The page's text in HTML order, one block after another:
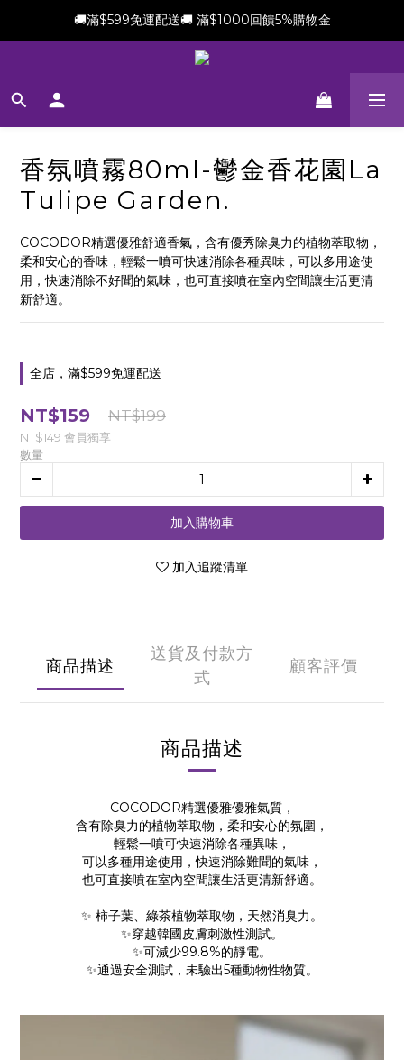
新會員加贈$100購物金(滿$699可折抵)
🚚滿$599免運配送🚚 滿$1000回饋5%購物金
新會員加贈$100購物金(滿$699可折抵)
香氛噴霧80ml-鬱金香花園La
Tulipe Garden.
COCODOR精選優雅舒適香氣，含有優秀除臭力的植物萃取物，
柔和安心的香味，輕鬆一噴可快速消除各種異味，可以多用途使
用，快速消除不好聞的氣味，也可直接噴在室內空間讓生活更清
新舒適。
全店，滿$599免運配送
NT$159 NT$199
NT$149 會員獨享
數量
加入購物車
加入追蹤清單
商品描述
送貨及付款方
式
顧客評價
商品描述
COCODOR精選優雅優雅氣質，
含有除臭力的植物萃取物，柔和安心的氛圍，
輕鬆一噴可快速消除各種異味，
可以多種用途使用，快速消除難聞的氣味，
也可直接噴在室內空間讓生活更清新舒適。
✨ 柿子葉、綠茶植物萃取物，天然消臭力。
✨穿越韓國皮膚刺激性測試。
✨可減少99.8%的靜電。
✨通過安全測試，未驗出5種動物性物質。